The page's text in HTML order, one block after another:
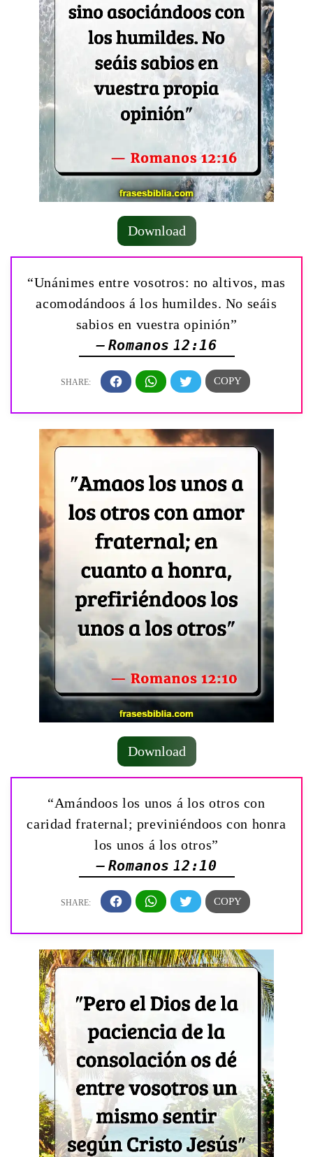
Download
“Unánimes entre vosotros: no altivos, mas
acomodándoos á los humildes. No seáis
sabios en vuestra opinión”
— Romanos 12:16
Download
“Amándoos los unos á los otros con
caridad fraternal; previniéndoos con honra
los unos á los otros”
— Romanos 12:10